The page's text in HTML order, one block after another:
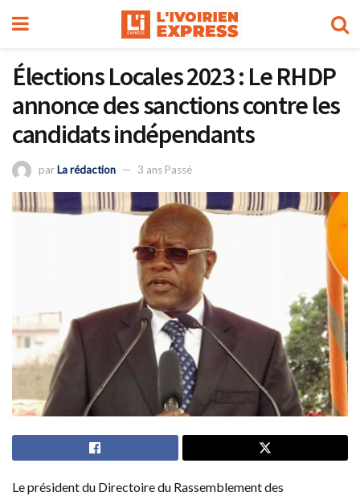
Élections Locales 2023 : Le RHDP
annonce des sanctions contre les
candidats indépendants
parLa rédaction 3 ans Passé
Le président du Directoire du Rassemblement des